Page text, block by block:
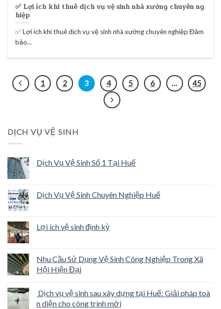
✅ Lợi ích khi thuê dịch vụ vệ sinh nhà xưởng chuyên ng
hiệp
✅ Lợi ích khi thuê dịch vụ vệ sinh nhà xưởng chuyên nghiệp Đảm
bảo...
1 2 3 4 5 6 … 45
DỊCH VỤ VỆ SINH
Dịch Vụ Vệ Sinh Số 1 Tại Huế
Dịch Vụ Vệ Sinh Chuyên Nghiệp Huế
Lợi ích vệ sinh định kỳ
Nhu Cầu Sử Dụng Vệ Sinh Công Nghiệp Trong Xã
Hội Hiện Đại
Dịch vụ vệ sinh sau xây dựng tại Huế: Giải pháp toà
n diện cho công trình mới